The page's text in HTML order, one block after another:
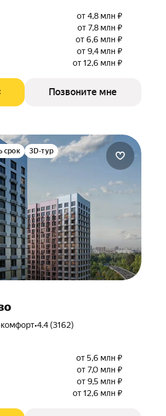
от 4,8 млн ₽
от 7,8 млн ₽
от 6,6 млн ₽
от 9,4 млн ₽
от 12,6 млн ₽
Позвоните мне
срок 3D-тур
комфорт•4.4 (3162)
от 5,6 млн ₽
от 7,0 млн ₽
от 9,5 млн ₽
от 12,6 млн ₽